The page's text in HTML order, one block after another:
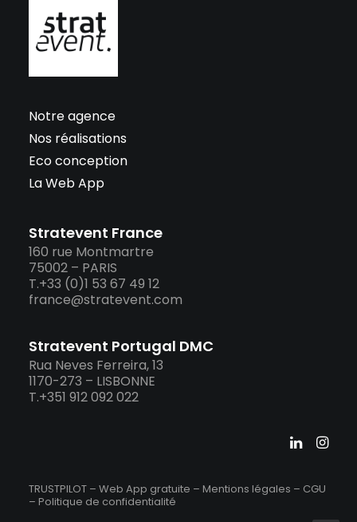
Notre agence
Nos réalisations
Eco conception
La Web App
Stratevent France
160 rue Montmartre
75002 – PARIS
T.+33 (0)1 53 67 49 12
france@stratevent.com
Stratevent Portugal DMC
Rua Neves Ferreira, 13
1170-273 – LISBONNE
T.+351 912 092 022
TRUSTPILOT – Web App gratuite – Mentions légales – CGU
– Politique de confidentialité